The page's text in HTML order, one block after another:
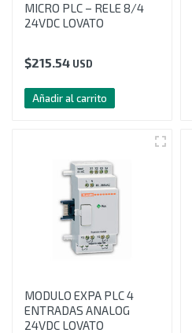
MICRO PLC – RELE 8/4
24VDC LOVATO
$215.54 USD
Añadir al carrito
MODULO EXPA PLC 4
ENTRADAS ANALOG
24VDC LOVATO